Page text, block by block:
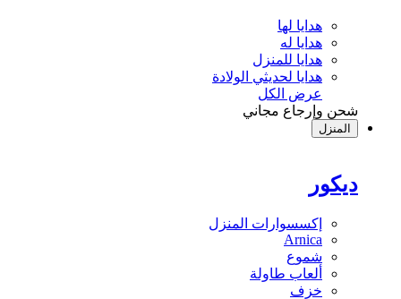
هدايا لها
هدايا له
هدايا للمنزل
هدايا لحديثي الولادة
عرض الكل
شحن وإرجاع مجاني
المنزل
ديكور
إكسسوارات المنزل
Arnica
شموع
ألعاب طاولة
خزف